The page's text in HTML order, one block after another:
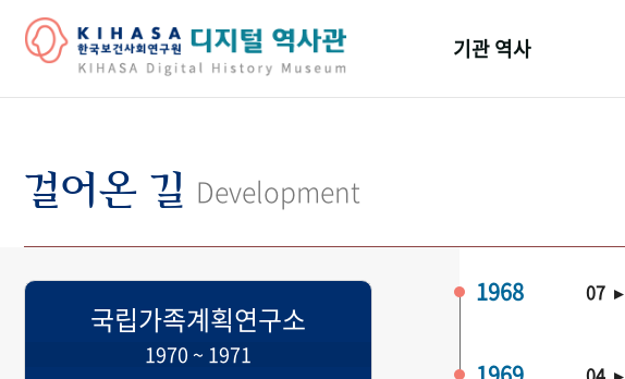
기관 역사
걸어온 길 Development
국립가족계획연구소
1970 ~ 1971
1968 07 ▸